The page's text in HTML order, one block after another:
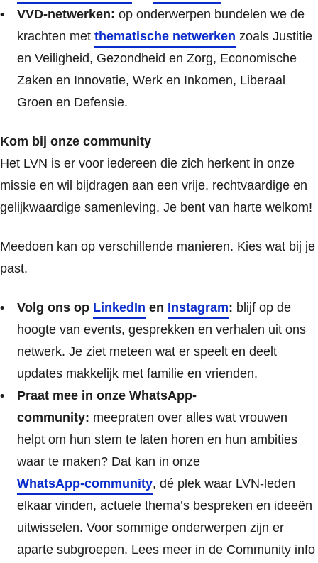
VVD-netwerken: op onderwerpen bundelen we de
krachten met thematische netwerken zoals Justitie
en Veiligheid, Gezondheid en Zorg, Economische
Zaken en Innovatie, Werk en Inkomen, Liberaal
Groen en Defensie.
Kom bij onze community
Het LVN is er voor iedereen die zich herkent in onze
missie en wil bijdragen aan een vrije, rechtvaardige en
gelijkwaardige samenleving. Je bent van harte welkom!
Meedoen kan op verschillende manieren. Kies wat bij je
past.
Volg ons op LinkedIn en Instagram: blijf op de
hoogte van events, gesprekken en verhalen uit ons
netwerk. Je ziet meteen wat er speelt en deelt
updates makkelijk met familie en vrienden.
Praat mee in onze WhatsApp-
community: meepraten over alles wat vrouwen
helpt om hun stem te laten horen en hun ambities
waar te maken? Dat kan in onze
WhatsApp-community, dé plek waar LVN-leden
elkaar vinden, actuele thema’s bespreken en ideeën
uitwisselen. Voor sommige onderwerpen zijn er
aparte subgroepen. Lees meer in de Community info